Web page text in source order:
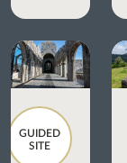
GUIDED
SITE